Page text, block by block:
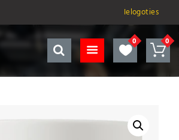
Ielogoties